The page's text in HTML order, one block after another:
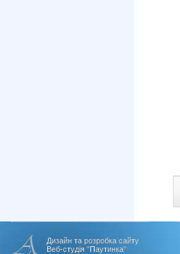
Дизайн та розробка сайту
Веб-студія "Паутинка"